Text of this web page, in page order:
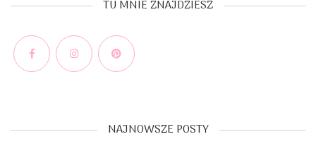
TU MNIE ZNAJDZIESZ
NAJNOWSZE POSTY